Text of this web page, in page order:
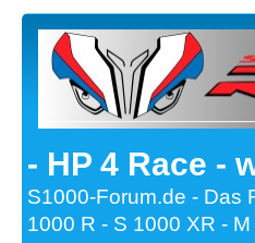
- HP 4 Race -
S1000-Forum.de - Das
1000 R - S 1000 XR -